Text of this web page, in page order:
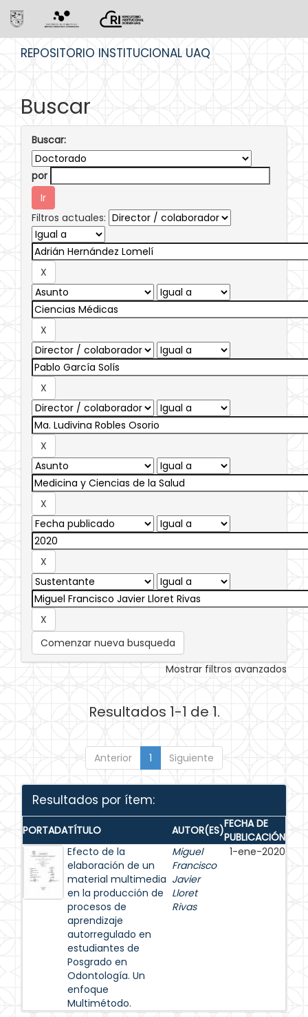
REPOSITORIO INSTITUCIONAL UAQ
Buscar
Buscar:
por
Filtros actuales:
Comenzar nueva busqueda
Mostrar filtros avanzados
Resultados 1-1 de 1.
Anterior 1 Siguiente
Resultados por ítem:
PORTADATÍTULO AUTOR(ES)FECHA DE
PUBLICACIÓN
Efecto de la
elaboración de un
material multimedia
en la producción de
procesos de
aprendizaje
autorregulado en
estudiantes de
Posgrado en
Odontología. Un
enfoque
Multimétodo.
Miguel
Francisco
Javier
Lloret
Rivas
1-ene-2020